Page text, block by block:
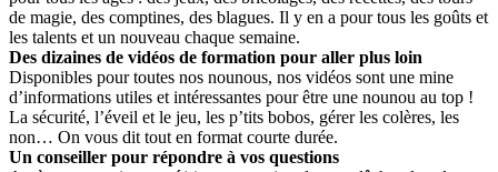
de magie, des comptines, des blagues. Il y en a pour tous les goûts et
les talents et un nouveau chaque semaine.
Des dizaines de vidéos de formation pour aller plus loin
Disponibles pour toutes nos nounous, nos vidéos sont une mine
d’informations utiles et intéressantes pour être une nounou au top !
La sécurité, l’éveil et le jeu, les p’tits bobos, gérer les colères, les
non… On vous dit tout en format courte durée.
Un conseiller pour répondre à vos questions